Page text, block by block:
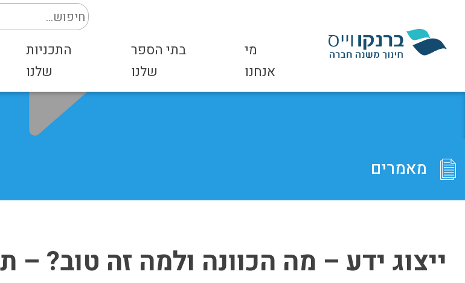
מי
אנחנו
בתי הספר
שלנו
התכניות
שלנו
מאמרים
ייצוג ידע – מה הכוונה ולמה זה טוב? –